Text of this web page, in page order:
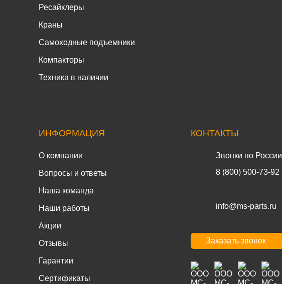
Ресайклеры
Краны
Самоходные подъемники
Компакторы
Техника в наличии
ИНФОРМАЦИЯ
О компании
Вопросы и ответы
Наша команда
Наши работы
Акции
Отзывы
Гарантии
Сертификаты
КОНТАКТЫ
Звонки по России
8 (800) 500-73-92
info@ms-parts.ru
Заказать звонок